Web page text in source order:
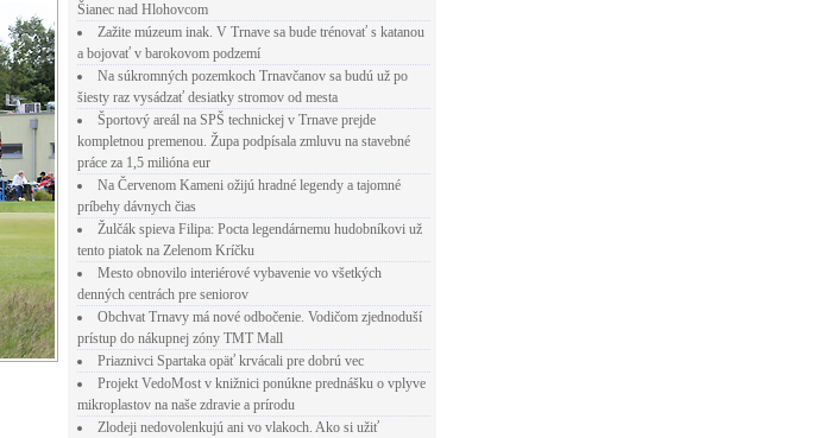
Šianec nad Hlohovcom
Zažite múzeum inak. V Trnave sa bude trénovať s katanou
a bojovať v barokovom podzemí
Na súkromných pozemkoch Trnavčanov sa budú už po
šiesty raz vysádzať desiatky stromov od mesta
Športový areál na SPŠ technickej v Trnave prejde
kompletnou premenou. Župa podpísala zmluvu na stavebné
práce za 1,5 milióna eur
Na Červenom Kameni ožijú hradné legendy a tajomné
príbehy dávnych čias
Žulčák spieva Filipa: Pocta legendárnemu hudobníkovi už
tento piatok na Zelenom Kríčku
Mesto obnovilo interiérové vybavenie vo všetkých
denných centrách pre seniorov
Obchvat Trnavy má nové odbočenie. Vodičom zjednoduší
prístup do nákupnej zóny TMT Mall
Priaznivci Spartaka opäť krvácali pre dobrú vec
Projekt VedoMost v knižnici ponúkne prednášku o vplyve
mikroplastov na naše zdravie a prírodu
Zlodeji nedovolenkujú ani vo vlakoch. Ako si užiť